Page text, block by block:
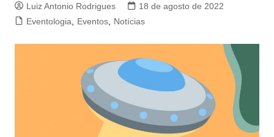
Luiz Antonio Rodrigues
18 de agosto de 2022
Eventologia
Eventos, Notícias